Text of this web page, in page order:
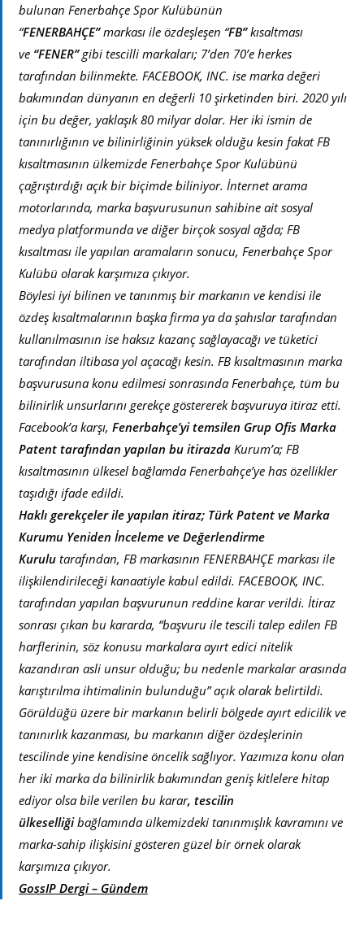
bulunan Fenerbahçe Spor Kulübünün
“FENERBAHÇE”markası ile özdeşleşen “FB”kısaltması
ve “FENER”gibi tescilli markaları; 7’den 70’e herkes
tarafından bilinmekte. FACEBOOK, INC. ise marka değeri
bakımından dünyanın en değerli 10 şirketinden biri. 2020 yılı
için bu değer, yaklaşık 80 milyar dolar. Her iki ismin de
tanınırlığının ve bilinirliğinin yüksek olduğu kesin fakat FB
kısaltmasının ülkemizde Fenerbahçe Spor Kulübünü
çağrıştırdığı açık bir biçimde biliniyor. İnternet arama
motorlarında, marka başvurusunun sahibine ait sosyal
medya platformunda ve diğer birçok sosyal ağda; FB
kısaltması ile yapılan aramaların sonucu, Fenerbahçe Spor
Kulübü olarak karşımıza çıkıyor.
Böylesi iyi bilinen ve tanınmış bir markanın ve kendisi ile
özdeş kısaltmalarının başka firma ya da şahıslar tarafından
kullanılmasının ise haksız kazanç sağlayacağı ve tüketici
tarafından iltibasa yol açacağı kesin. FB kısaltmasının marka
başvurusuna konu edilmesi sonrasında Fenerbahçe, tüm bu
bilinirlik unsurlarını gerekçe göstererek başvuruya itiraz etti.
Facebook’a karşı, Fenerbahçe’yi temsilen Grup Ofis Marka
Patent tarafından yapılan bu itirazda Kurum’a; FB
kısaltmasının ülkesel bağlamda Fenerbahçe’ye has özellikler
taşıdığı ifade edildi.
Haklı gerekçeler ile yapılan itiraz; Türk Patent ve Marka
Kurumu Yeniden İnceleme ve Değerlendirme
Kurulu tarafından, FB markasının FENERBAHÇE markası ile
ilişkilendirileceği kanaatiyle kabul edildi. FACEBOOK, INC.
tarafından yapılan başvurunun reddine karar verildi. İtiraz
sonrası çıkan bu kararda, “başvuru ile tescili talep edilen FB
harflerinin, söz konusu markalara ayırt edici nitelik
kazandıran asli unsur olduğu; bu nedenle markalar arasında
karıştırılma ihtimalinin bulunduğu” açık olarak belirtildi.
Görüldüğü üzere bir markanın belirli bölgede ayırt edicilik ve
tanınırlık kazanması, bu markanın diğer özdeşlerinin
tescilinde yine kendisine öncelik sağlıyor. Yazımıza konu olan
her iki marka da bilinirlik bakımından geniş kitlelere hitap
ediyor olsa bile verilen bu karar, tescilin
ülkeselliğibağlamında ülkemizdeki tanınmışlık kavramını ve
marka-sahip ilişkisini gösteren güzel bir örnek olarak
karşımıza çıkıyor.
GossIP Dergi – Gündem